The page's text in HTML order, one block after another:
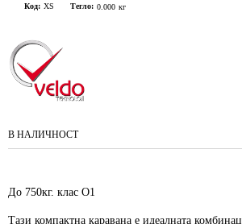
Код: XS Тегло: 0.000 кг
В НАЛИЧНОСТ
До 750кг. клас О1
Тази компактна каравана е идеалната